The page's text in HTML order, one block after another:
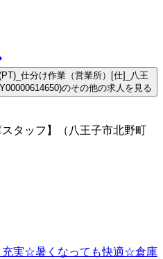
仕分け作業（営業所）[仕]_八王
のその他の求人を見る
タッフ】（八王子市北野町
充実☆暑くなっても快適☆倉庫